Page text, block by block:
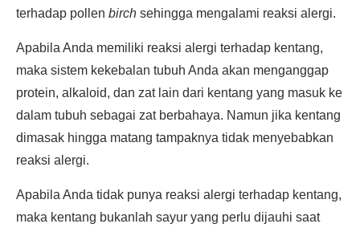
terhadap pollen birch sehingga mengalami reaksi alergi.
Apabila Anda memiliki reaksi alergi terhadap kentang,
maka sistem kekebalan tubuh Anda akan menganggap
protein, alkaloid, dan zat lain dari kentang yang masuk ke
dalam tubuh sebagai zat berbahaya. Namun jika kentang
dimasak hingga matang tampaknya tidak menyebabkan
reaksi alergi.
Apabila Anda tidak punya reaksi alergi terhadap kentang,
maka kentang bukanlah sayur yang perlu dijauhi saat